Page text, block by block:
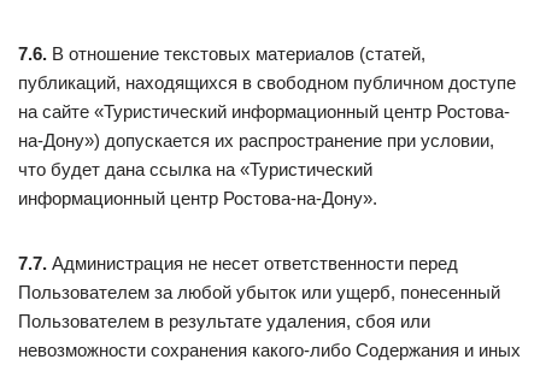
7.6. В отношение текстовых материалов (статей,
публикаций, находящихся в свободном публичном доступе
на сайте «Туристический информационный центр Ростова-
на-Дону») допускается их распространение при условии,
что будет дана ссылка на «Туристический
информационный центр Ростова-на-Дону».
7.7. Администрация не несет ответственности перед
Пользователем за любой убыток или ущерб, понесенный
Пользователем в результате удаления, сбоя или
невозможности сохранения какого-либо Содержания и иных